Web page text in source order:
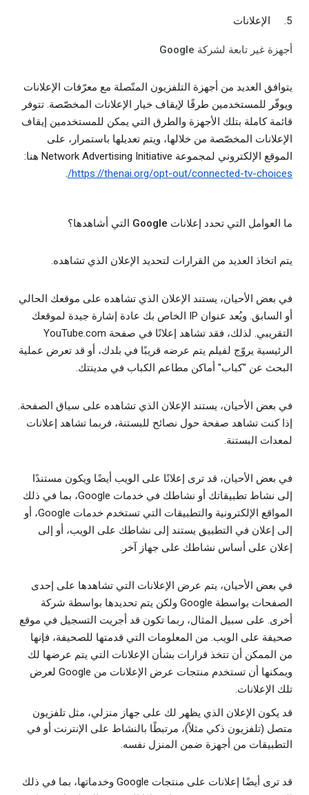
الإعلانات
أجهزة غير تابعة لشركة Google
يتوافق العديد من أجهزة التلفزيون المتّصلة مع معرّفات الإعلانات
ويوفّر للمستخدمين طرقًا لإيقاف خيار الإعلانات المخصّصة. تتوفر
قائمة كاملة بتلك الأجهزة والطرق التي يمكن للمستخدمين إيقاف
الإعلانات المخصّصة من خلالها، ويتم تعديلها باستمرار، على
الموقع الإلكتروني لمجموعة Network Advertising Initiative هنا:
https://thenai.org/opt-out/connected-tv-choices/
.
ما العوامل التي تحدد إعلانات Google التي أشاهدها؟
يتم اتخاذ العديد من القرارات لتحديد الإعلان الذي تشاهده.
في بعض الأحيان، يستند الإعلان الذي تشاهده على موقعك الحالي
أو السابق. ويُعد عنوان IP الخاص بك عادة إشارة جيدة لموقعك
التقريبي. لذلك، فقد تشاهد إعلانًا في صفحة YouTube.com
الرئيسية يروّج لفيلم يتم عرضه قريبًا في بلدك، أو قد تعرض عملية
البحث عن "كباب" أماكن مطاعم الكباب في مدينتك.
في بعض الأحيان، يستند الإعلان الذي تشاهده على سياق الصفحة.
إذا كنت تشاهد صفحة حول نصائح للبستنة، فربما تشاهد إعلانات
لمعدات البستنة.
في بعض الأحيان، قد ترى إعلانًا على الويب أيضًا ويكون مستندًا
إلى نشاط تطبيقاتك أو نشاطك في خدمات Google، بما في ذلك
المواقع الإلكترونية والتطبيقات التي تستخدم خدمات Google، أو
إلى إعلان في التطبيق يستند إلى نشاطك على الويب، أو إلى
إعلان على أساس نشاطك على جهاز آخر.
في بعض الأحيان، يتم عرض الإعلانات التي تشاهدها على إحدى
الصفحات بواسطة Google ولكن يتم تحديدها بواسطة شركة
أخرى. على سبيل المثال، ربما تكون قد أجريت التسجيل في موقع
صحيفة على الويب. من المعلومات التي قدمتها للصحيفة، فإنها
من الممكن أن تتخذ قرارات بشأن الإعلانات التي يتم عرضها لك
ويمكنها أن تستخدم منتجات عرض الإعلانات من Google لعرض
تلك الإعلانات.
قد يكون الإعلان الذي يظهر لك على جهاز منزلي، مثل تلفزيون
متصل (تلفزيون ذكي مثلاً)، مرتبطًا بالنشاط على الإنترنت أو في
التطبيقات من أجهزة ضمن المنزل نفسه.
قد ترى أيضًا إعلانات على منتجات Google وخدماتها، بما في ذلك